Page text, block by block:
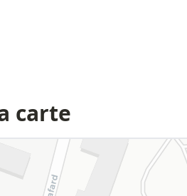
carte